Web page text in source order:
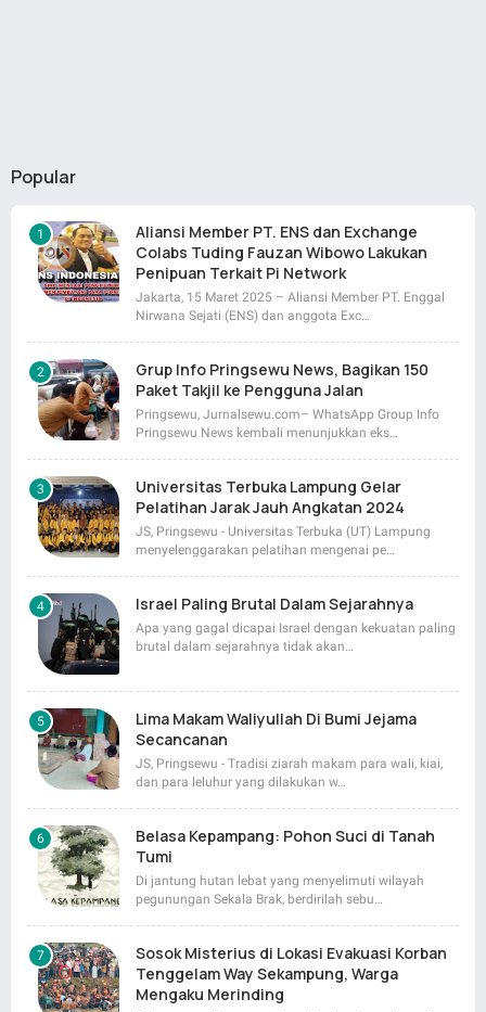
Popular
Aliansi Member PT. ENS dan Exchange
Colabs Tuding Fauzan Wibowo Lakukan
Penipuan Terkait Pi Network
Jakarta, 15 Maret 2025 – Aliansi Member PT. Enggal
Nirwana Sejati (ENS) dan anggota Exc…
Grup Info Pringsewu News, Bagikan 150
Paket Takjil ke Pengguna Jalan
Pringsewu, Jurnalsewu.com– WhatsApp Group Info
Pringsewu News kembali menunjukkan eks…
Universitas Terbuka Lampung Gelar
Pelatihan Jarak Jauh Angkatan 2024
JS, Pringsewu - Universitas Terbuka (UT) Lampung
menyelenggarakan pelatihan mengenai pe…
Israel Paling Brutal Dalam Sejarahnya
Apa yang gagal dicapai Israel dengan kekuatan paling
brutal dalam sejarahnya tidak akan…
Lima Makam Waliyullah Di Bumi Jejama
Secancanan
JS, Pringsewu - Tradisi ziarah makam para wali, kiai,
dan para leluhur yang dilakukan w…
Belasa Kepampang: Pohon Suci di Tanah
Tumi
Di jantung hutan lebat yang menyelimuti wilayah
pegunungan Sekala Brak, berdirilah sebu…
Sosok Misterius di Lokasi Evakuasi Korban
Tenggelam Way Sekampung, Warga
Mengaku Merinding